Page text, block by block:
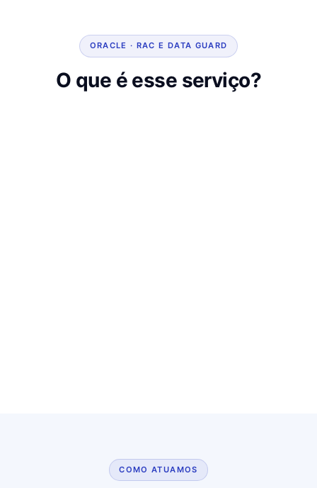
ORACLE · RAC E DATA GUARD
O que é esse serviço?
COMO ATUAMOS